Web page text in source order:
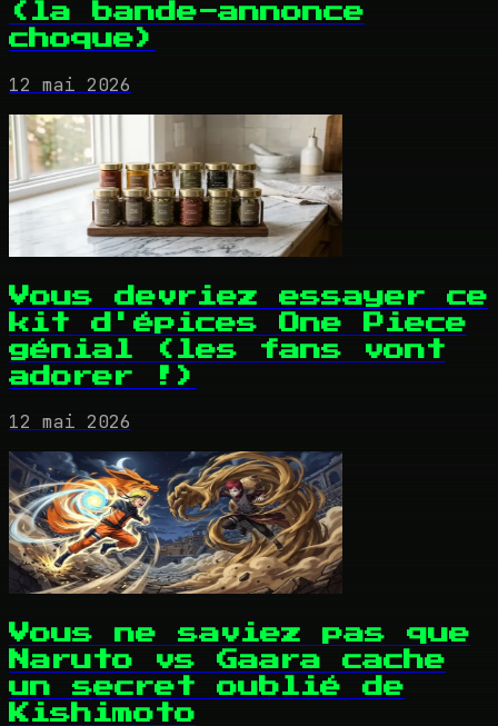
(la bande-annonce
choque)
12 mai 2026
Vous devriez essayer ce
kit d'épices One Piece
génial (les fans vont
adorer !)
12 mai 2026
Vous ne saviez pas que
Naruto vs Gaara cache
un secret oublié de
Kishimoto